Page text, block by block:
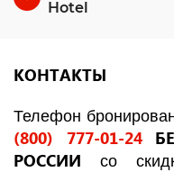
Hotel
КОНТАКТЫ
Телефон
(800) 777-01-24
РОССИИ
со